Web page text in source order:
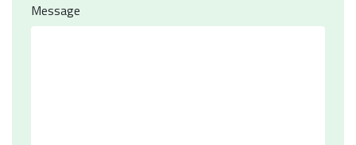
Message